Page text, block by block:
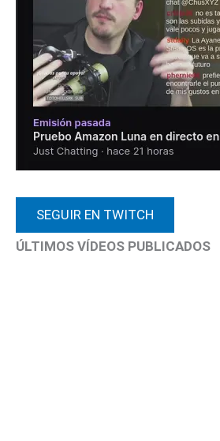
SEGUIR EN TWITCH
ÚLTIMOS VÍDEOS PUBLICADOS